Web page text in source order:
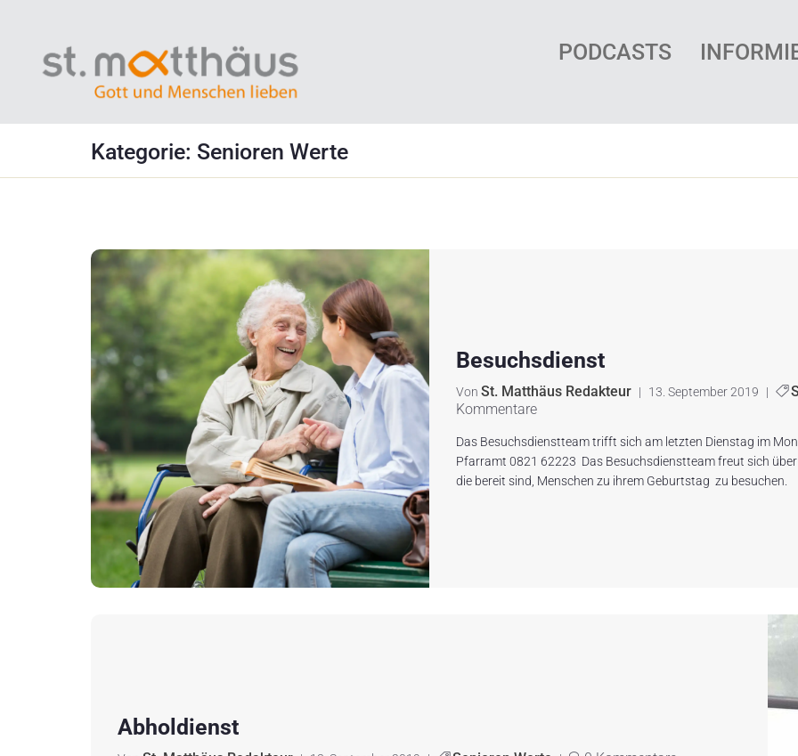
PODCASTS
Kategorie: Senioren Werte
Besuchsdienst
Von St. Matthäus Redakteur | 13. September 2019 |
Kommentare
Das Besuchsdienstteam trifft sich am letzten Dienstag im
Pfarramt 0821 62223 Das Besuchsdienstteam freut sich
die bereit sind, Menschen zu ihrem Geburtstag zu
Abholdienst